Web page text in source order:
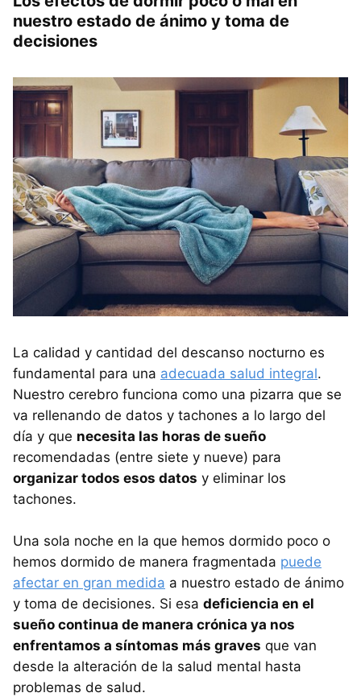
nuestro estado de ánimo y toma de
decisiones
La calidad y cantidad del descanso nocturno es
fundamental para una adecuada salud integral.
Nuestro cerebro funciona como una pizarra que se
va rellenando de datos y tachones a lo largo del
día y que necesita las horas de sueño
recomendadas (entre siete y nueve) para
organizar todos esos datos y eliminar los
tachones.
Una sola noche en la que hemos dormido poco o
hemos dormido de manera fragmentada puede
afectar en gran medida a nuestro estado de ánimo
y toma de decisiones. Si esa deficiencia en el
sueño continua de manera crónica ya nos
enfrentamos a síntomas más graves que van
desde la alteración de la salud mental hasta
problemas de salud.